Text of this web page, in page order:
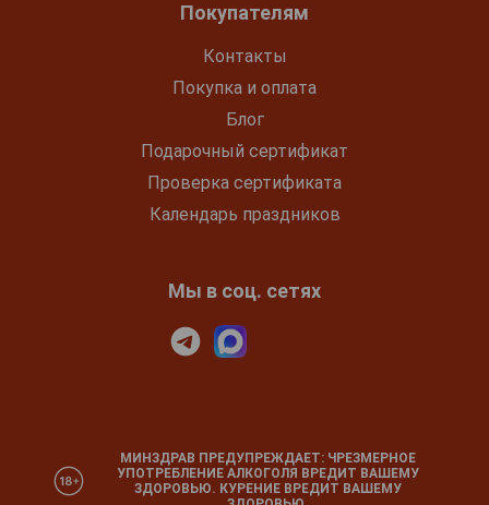
Покупателям
Контакты
Покупка и оплата
Блог
Подарочный сертификат
Проверка сертификата
Календарь праздников
Мы в соц. сетях
МИНЗДРАВ ПРЕДУПРЕЖДАЕТ: ЧРЕЗМЕРНОЕ
УПОТРЕБЛЕНИЕ АЛКОГОЛЯ ВРЕДИТ ВАШЕМУ
ЗДОРОВЬЮ. КУРЕНИЕ ВРЕДИТ ВАШЕМУ